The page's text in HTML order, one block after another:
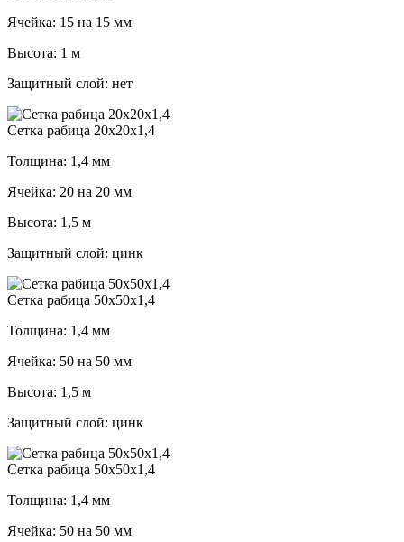
Ячейка: 15 на 15 мм
Высота: 1 м
Защитный слой: нет
Cетка рабица 20х20х1,4
Толщина: 1,4 мм
Ячейка: 20 на 20 мм
Высота: 1,5 м
Защитный слой: цинк
Cетка рабица 50х50х1,4
Толщина: 1,4 мм
Ячейка: 50 на 50 мм
Высота: 1,5 м
Защитный слой: цинк
Cетка рабица 50х50х1,4
Толщина: 1,4 мм
Ячейка: 50 на 50 мм